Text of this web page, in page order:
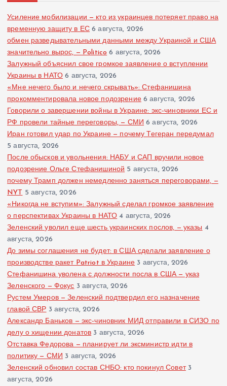
Усиление мобилизации — кто из украинцев потеряет право на
временную защиту в ЕС 6 августа, 2026
обмен разведывательными данными между Украиной и США
значительно вырос, — Politico 6 августа, 2026
Залужный объяснил свое громкое заявление о вступлении
Украины в НАТО 6 августа, 2026
«Мне нечего было и нечего скрывать»: Стефанишина
прокомментировала новое подозрение 6 августа, 2026
Говорили о завершении войны в Украине: экс-чиновники ЕС и
РФ провели тайные переговоры, — СМИ 6 августа, 2026
Иран готовил удар по Украине — почему Тегеран передумал
5 августа, 2026
После обысков и увольнения: НАБУ и САП вручили новое
подозрение Ольге Стефанишиной 5 августа, 2026
почему Трамп должен немедленно заняться переговорами, —
NYT 5 августа, 2026
«Никогда не вступим»: Залужный сделал громкое заявление
о перспективах Украины в НАТО 4 августа, 2026
Зеленский уволил еще шесть украинских послов, — указы 4
августа, 2026
До зимы соглашения не будет: в США сделали заявление о
производстве ракет Patriot в Украине 3 августа, 2026
Стефанишина уволена с должности посла в США — указ
Зеленского — Фокус 3 августа, 2026
Рустем Умеров — Зеленский подтвердил его назначение
главой СВР 3 августа, 2026
Александр Баньков — экс-чиновник МИД отправили в СИЗО по
делу о хищении донатов 3 августа, 2026
Отставка Федорова — планирует ли эксминистр идти в
политику — СМИ 3 августа, 2026
Зеленский обновил состав СНБО: кто покинул Совет 3
августа, 2026